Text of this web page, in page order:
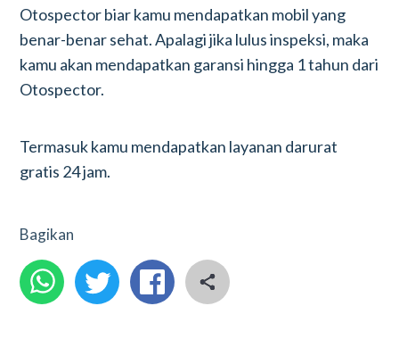
Otospector biar kamu mendapatkan mobil yang
benar-benar sehat. Apalagi jika lulus inspeksi, maka
kamu akan mendapatkan garansi hingga 1 tahun dari
Otospector.
Termasuk kamu mendapatkan layanan darurat
gratis 24 jam.
Bagikan